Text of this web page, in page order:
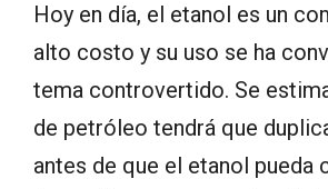
Hoy en día, el etanol es un
alto costo y su uso se ha
tema controvertido. Se
de petróleo tendrá que
antes de que el etanol pueda